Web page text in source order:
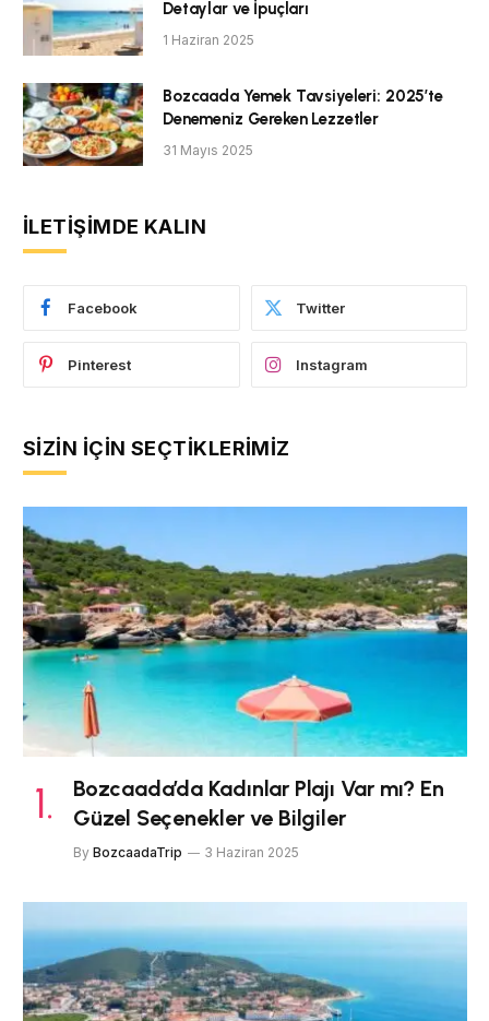
Detaylar ve İpuçları
1 Haziran 2025
Bozcaada Yemek Tavsiyeleri: 2025’te
Denemeniz Gereken Lezzetler
31 Mayıs 2025
İLETIŞIMDE KALIN
Facebook Twitter
Pinterest Instagram
SIZIN İÇIN SEÇTIKLERIMIZ
Bozcaada’da Kadınlar Plajı Var mı? En
Güzel Seçenekler ve Bilgiler
By BozcaadaTrip 3 Haziran 2025